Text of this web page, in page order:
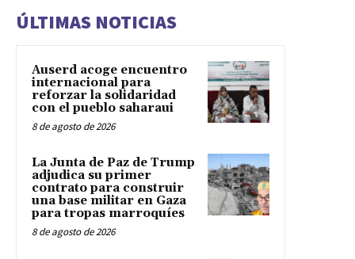
ÚLTIMAS NOTICIAS
Auserd acoge encuentro
internacional para
reforzar la solidaridad
con el pueblo saharaui
8 de agosto de 2026
La Junta de Paz de Trump
adjudica su primer
contrato para construir
una base militar en Gaza
para tropas marroquíes
8 de agosto de 2026